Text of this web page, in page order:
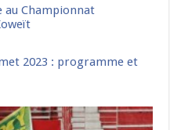
au Championnat
2023 : programme et